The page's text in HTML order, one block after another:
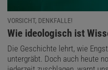
VORSICHT, DENKFALLE!
:
Wie ideologisch ist
Die Geschichte lehrt, wie
untergräbt. Doch auch heute